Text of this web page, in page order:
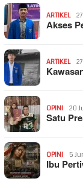
ARTIKEL
Akses
ARTIKEL
OPINI 20
Satu
OPINI 5
Ibu